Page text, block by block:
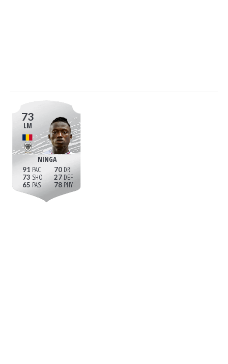
73
LM
NINGA
91
73
65
70
27
78